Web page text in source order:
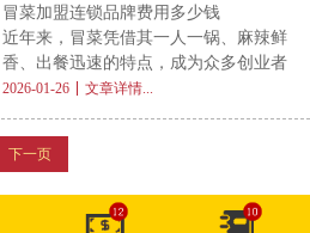
四川冒菜值得考虑？ 四川冒菜起源于
钱赚吗 ？答案并非绝对，但只要选对
模式、科学运营，冒菜店确实具备可观
的盈利潜力。本文将从市场需求、成本
结构、利润空间及成功关键四大维度，
为你全面剖析这一热门创业项目的赚钱
逻辑。 一、市场需求旺盛，消费基础
扎实 冒菜起源于四川，融合了火锅的
冒菜加盟连锁品牌费用多少钱
近年来，冒菜凭借其一人一锅、麻辣鲜
香、出餐迅速的特点，成为众多创业者
青睐的餐饮项目。尤其在川渝风味席卷
后春笋般涌现，吸引大量中小投资者入
局。然而，在决定投身这一赛道前，很
品牌费用到底要多少钱 ？ 本文将从多
2026-01-26 文章详情...
下一页